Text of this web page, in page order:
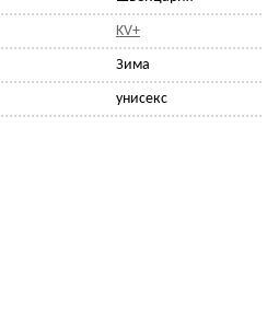
KV+
Зима
унисекс